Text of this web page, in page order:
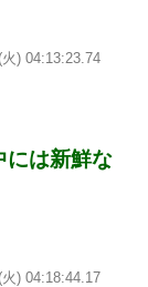
火) 04:13:23.74
には新鮮な
火) 04:18:44.17